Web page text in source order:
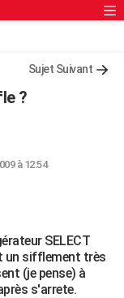
Sujet Suivant
?
à 12:54
SELECT
un sifflement très
(je pense) à
s'arrete.